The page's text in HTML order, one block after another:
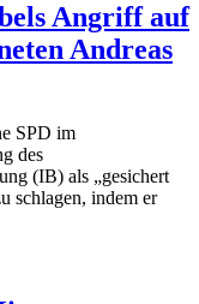
Angriff auf
Andreas
SPD im
des
(IB) als „gesichert
schlagen, indem er